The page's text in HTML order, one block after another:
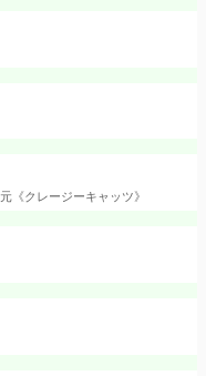
元《クレージーキャッツ》